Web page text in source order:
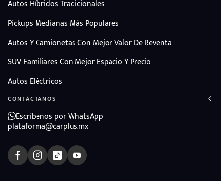
Autos Híbridos Tradicionales
Pickups Medianas Más Populares
Autos Y Camionetas Con Mejor Valor De Reventa
SUV Familiares Con Mejor Espacio Y Precio
Autos Eléctricos
CONTÁCTANOS
Escríbenos por WhatsApp
plataforma@carplus.mx